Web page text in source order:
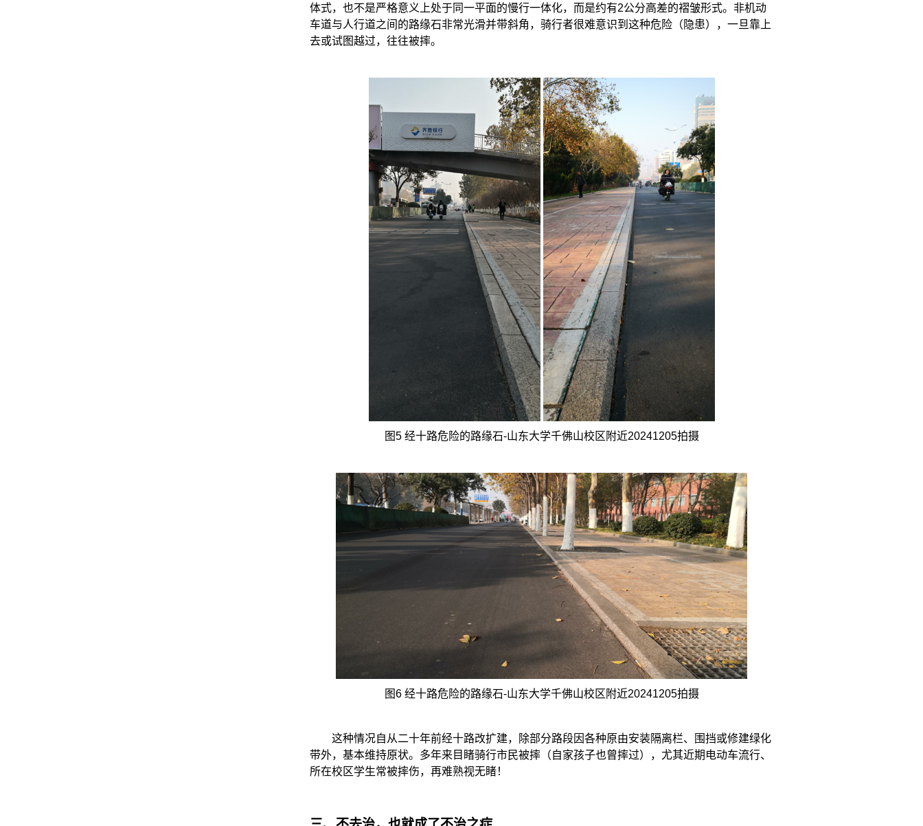
体式，也不是严格意义上处于同一平面的慢行一体化，而是约有2公分高差的褶皱形式。非机动
车道与人行道之间的路缘石非常光滑并带斜角，骑行者很难意识到这种危险（隐患），一旦靠上
去或试图越过，往往被摔。
图5 经十路危险的路缘石-山东大学千佛山校区附近20241205拍摄
图6 经十路危险的路缘石-山东大学千佛山校区附近20241205拍摄
这种情况自从二十年前经十路改扩建，除部分路段因各种原由安装隔离栏、围挡或修建绿化
带外，基本维持原状。多年来目睹骑行市民被摔（自家孩子也曾摔过），尤其近期电动车流行、
所在校区学生常被摔伤，再难熟视无睹！